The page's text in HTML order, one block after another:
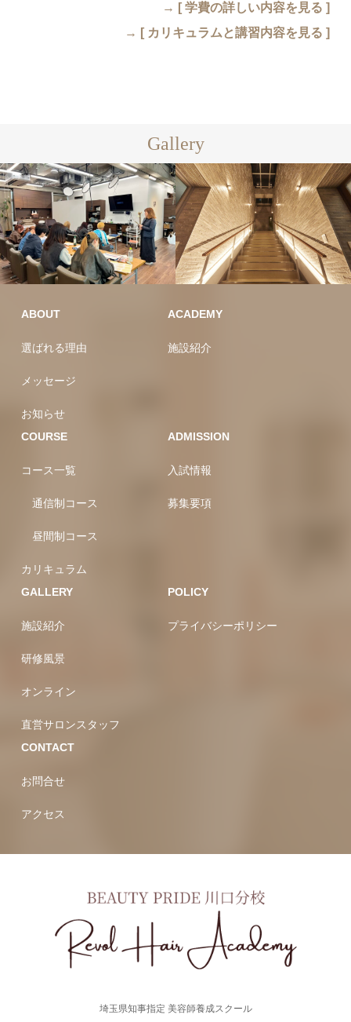
→ [ 学費の詳しい内容を見る ]
→ [ カリキュラムと講習内容を見る ]
Gallery
ABOUT
選ばれる理由
メッセージ
お知らせ
ACADEMY
施設紹介
COURSE
コース一覧
通信制コース
昼間制コース
カリキュラム
ADMISSION
入試情報
募集要項
GALLERY
施設紹介
研修風景
オンライン
直営サロンスタッフ
POLICY
プライバシーポリシー
CONTACT
お問合せ
アクセス
埼玉県知事指定 美容師養成スクール